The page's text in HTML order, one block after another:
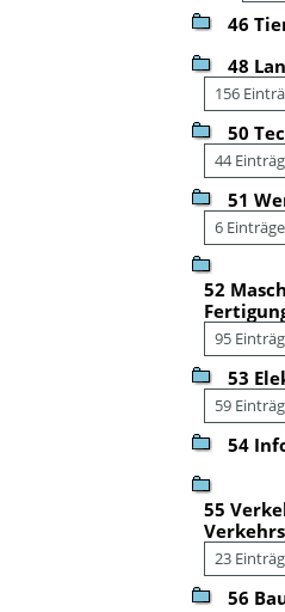
46
48
156
50
44
51
6 Einträge
52
95
53
59
54
55
23
56